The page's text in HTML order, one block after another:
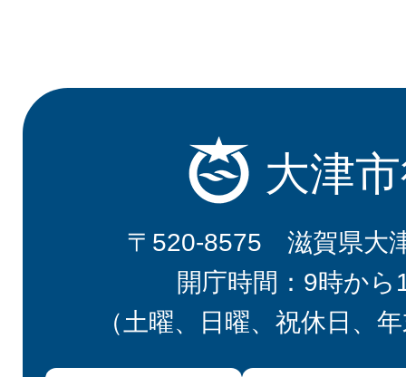
大津
〒520-8575 滋賀県大
開庁時間：9時から
（土曜、日曜、祝休日、